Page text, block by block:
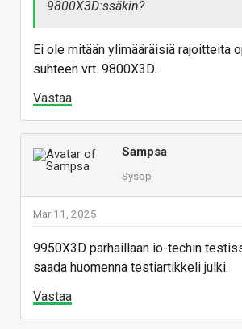
9950X3D revikkaa nyt ulkona.
Vastaa
9800X3D:ssäkin?
Ei ole mitään ylimääräisiä rajoitteita
suhteen vrt. 9800X3D.
Vastaa
Sampsa
Sysop
Mar 11, 2025
9950X3D parhaillaan io-techin
saada huomenna testiartikkeli julki.
Vastaa